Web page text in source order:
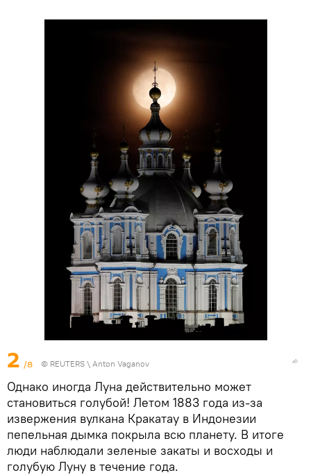
2 /8 © REUTERS \ Anton Vaganov
Однако иногда Луна действительно может
становиться голубой! Летом 1883 года из-за
извержения вулкана Кракатау в Индонезии
пепельная дымка покрыла всю планету. В итоге
люди наблюдали зеленые закаты и восходы и
голубую Луну в течение года.